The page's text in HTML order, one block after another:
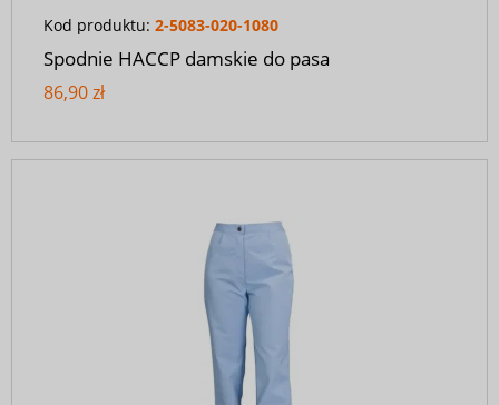
Kod produktu: 2-5083-020-1080
Spodnie HACCP damskie do pasa
86,90 zł